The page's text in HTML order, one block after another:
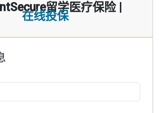
留学医疗保险 |
在线投保